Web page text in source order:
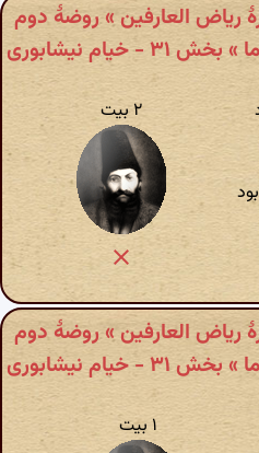
ریاض العارفین » روضهٔ دوم
نیشابوری
۲ بیت
ریاض العارفین » روضهٔ دوم
نیشابوری
۱ بیت